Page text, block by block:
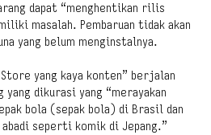
dapat “menghentikan rilis
masalah. Pembaruan tidak akan
yang belum menginstalnya.
Store yang kaya konten” berjalan
yang dikurasi yang “merayakan
bola (sepak bola) di Brasil dan
seperti komik di Jepang.”